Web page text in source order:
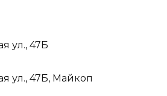
ул., 47Б
ул., 47Б, Майкоп